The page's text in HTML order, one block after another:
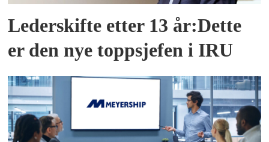
Lederskifte etter 13 år:Dette
er den nye toppsjefen i IRU